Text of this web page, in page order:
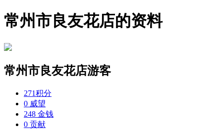
常州市良友花店的资料
常州市良友花店游客
271积分
0 威望
248 金钱
0 贡献